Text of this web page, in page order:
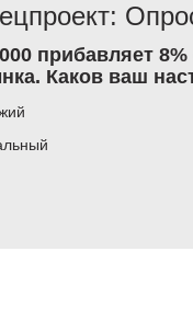
прибавляет
Каков ваш